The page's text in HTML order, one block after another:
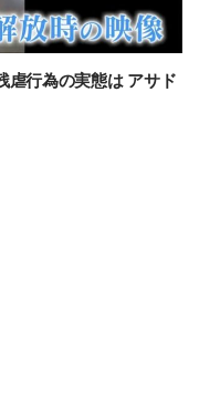
虐行為の実態は アサド